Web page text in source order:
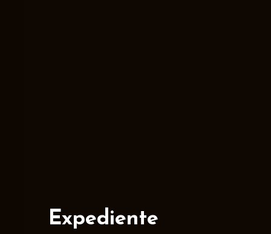
Expediente